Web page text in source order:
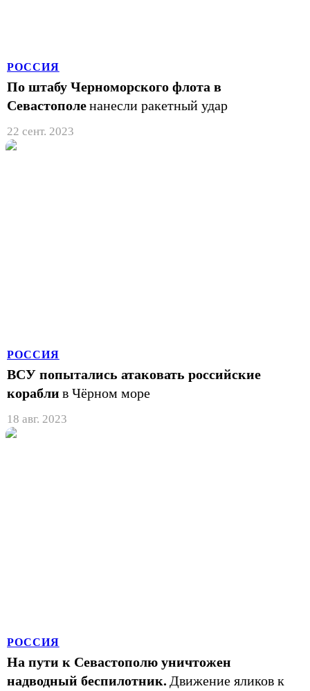
РОССИЯ
По штабу Черноморского флота в
Севастополенанесли ракетный удар
22 сент. 2023
РОССИЯ
ВСУ попытались атаковать российские
корабли в Чёрном море
18 авг. 2023
РОССИЯ
На пути к Севастополю уничтожен
надводный беспилотник. Движение яликов к